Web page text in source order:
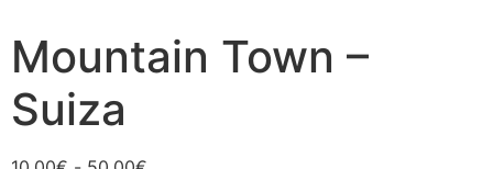
Mountain Town –
Suiza